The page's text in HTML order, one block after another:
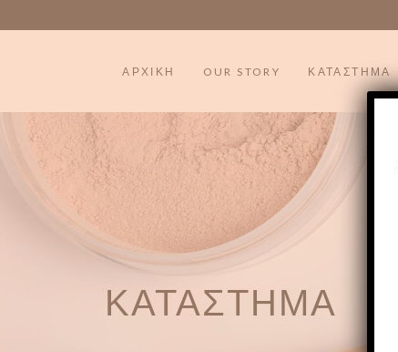
ΑΡΧΙΚΗ OUR STORY ΚΑΤΑΣΤΗΜΑ
ΚΑΤΑΣΤΗΜΑ